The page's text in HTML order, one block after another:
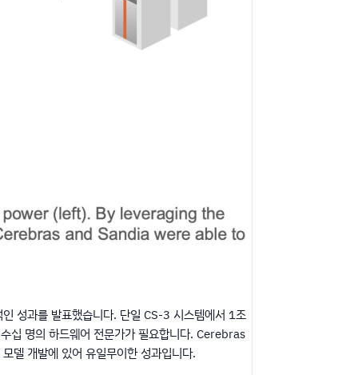
과를 발표했습니다. 단일 CS-3 시스템에서 1조
십 명의 하드웨어 전문가가 필요합니다. Cerebras
델 개발에 있어 유일무이한 성과입니다.